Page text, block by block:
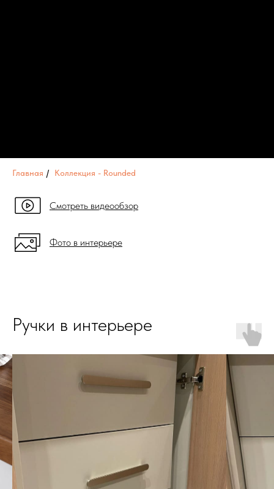
Главная / Коллекция - Rounded
Смотреть видеообзор
Фото в интерьере
Ручки в интерьере